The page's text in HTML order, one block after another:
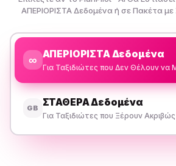
ΑΠΕΡΙΟΡΙΣΤΑ Δεδομένα ή σε Πακέτα
∞ ΑΠΕΡΙΟΡΙΣΤΑ Δεδομένα
Για Ταξιδιώτες που Δεν Θέλουν να
GB ΣΤΑΘΕΡΑ Δεδομένα
Για Ταξιδιώτες που Ξέρουν